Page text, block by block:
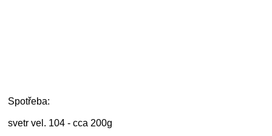
Spotřeba:
svetr vel. 104 - cca 200g